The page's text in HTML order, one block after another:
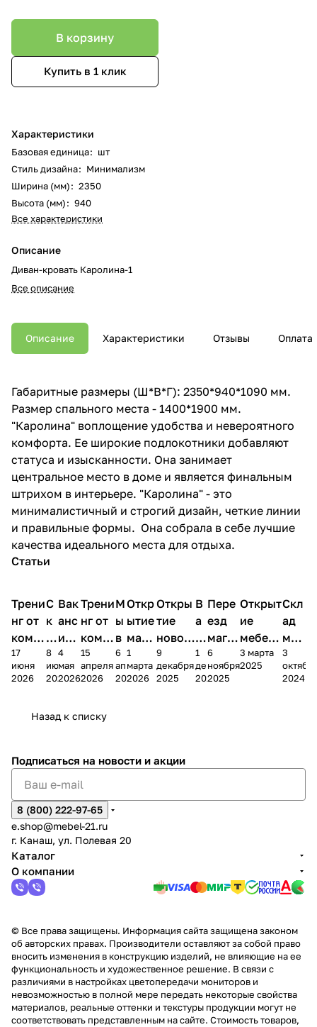
В корзину
Купить в 1 клик
Характеристики
Базовая единица: шт
Стиль дизайна: Минимализм
Ширина (мм): 2350
Высота (мм): 940
Все характеристики
Описание
Диван-кровать Каролина-1
Все описание
Описание Характеристики Отзывы Оплата
Габаритные размеры (Ш*В*Г): 2350*940*1090 мм.
Размер спального места - 1400*1900 мм.
"Каролина" воплощение удобства и невероятного
комфорта. Ее широкие подлокотники добавляют
статуса и изысканности. Она занимает
центральное место в доме и является финальным
штрихом в интерьере. "Каролина" - это
минималистичный и строгий дизайн, четкие линии
и правильные формы. Она собрала в себе лучшие
качества идеального места для отдыха.
Статьи
Трени
нг от
комп
ании
Мело
17
июня
2026
С
к
и
д
к
2
8
июня
2026
Вак
анс
ия в
Чеб
окс
4
мая
2026
Трени
нг от
комп
ании
Мело
15
апреля
2026
М
ы
в
М
А
6
апреля
2026
Откр
ытие
мага
зина
в
1
марта
2026
Откры
тие
новог
о
магаз
9
декабря
2025
В
а
к
а
н
1
декабря
2025
Пере
езд
магаз
ина в
г.
6
ноября
2025
Открыт
ие
мебель
ного
салона
3 марта
2025
Скл
ад
меб
ели
пер
3
2024
Назад к списку
Подписаться на новости и акции
8 (800) 222-97-65
e.shop@mebel-21.ru
г. Канаш, ул. Полевая 20
Каталог
О компании
© Все права защищены. Информация сайта защищена законом
об авторских правах. Производители оставляют за собой право
вносить изменения в конструкцию изделий, не влияющие на ее
функциональность и художественное решение. В связи с
различиями в настройках цветопередачи мониторов и
невозможностью в полной мере передать некоторые свойства
материалов, реальные оттенки и текстуры продукции могут не
соответствовать представленным на сайте. Стоимость товаров,